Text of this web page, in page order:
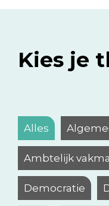
Kies je
Alles
Ambtelijk
Democratie